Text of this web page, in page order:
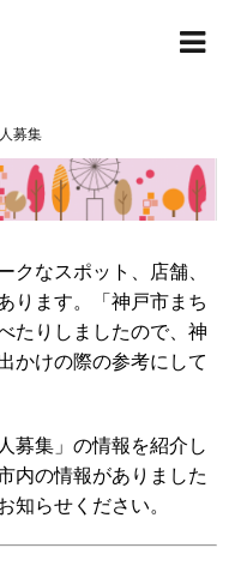
募集
なスポット、店舗、
ります。「神戸市まち
たりしましたので、神
かけの際の参考にして
募集」の情報を紹介し
内の情報がありました
知らせください。